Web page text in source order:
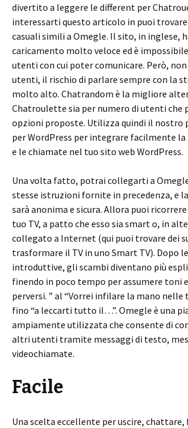
divertito a leggere le different per
interessarti questo articolo in puoi
casuali simili a Omegle. Il sito, in inglese,
caricamento molto veloce ed è
utenti con cui poter comunicare. Però,
utenti, il rischio di parlare sempre con la
molto alto. Chatrandom è la migliore
Chatroulette sia per numero di utenti che
opzioni proposte. Utilizza quindi il nostro
per WordPress per integrare facilmente la
e le chiamate nel tuo sito web WordPress.
Una volta fatto, potrai collegarti a
stesse istruzioni fornite in precedenza, e
sarà anonima e sicura. Allora puoi
tuo TV, a patto che esso sia smart o, in
collegato a Internet (qui puoi trovare dei
trasformare il TV in uno Smart TV). Dopo
introduttive, gli scambi diventano più
finendo in poco tempo per assumere toni
perversi. ” al “Vorrei infilare la mano nelle
fino “a leccarti tutto il…”. Omegle è una
ampiamente utilizzata che consente di
altri utenti tramite messaggi di testo,
videochiamate.
Facile
Una scelta eccellente per uscire,